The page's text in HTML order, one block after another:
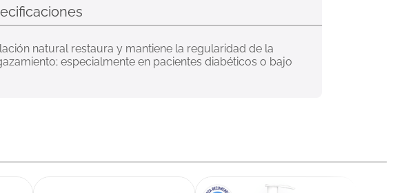
natural restaura y mantiene la regularidad de la
especialmente en pacientes diabéticos o bajo